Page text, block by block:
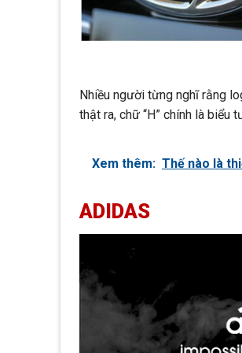
Nhiều người từng nghĩ rằng
thật ra, chữ “H” chính là biểu
Xem thêm: Thế nào là
ADIDAS